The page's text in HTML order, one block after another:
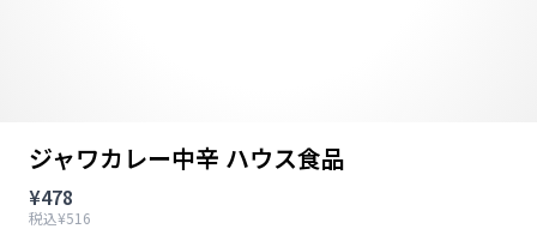
ジャワカレー中辛 ハウス食品
¥478
税込¥516